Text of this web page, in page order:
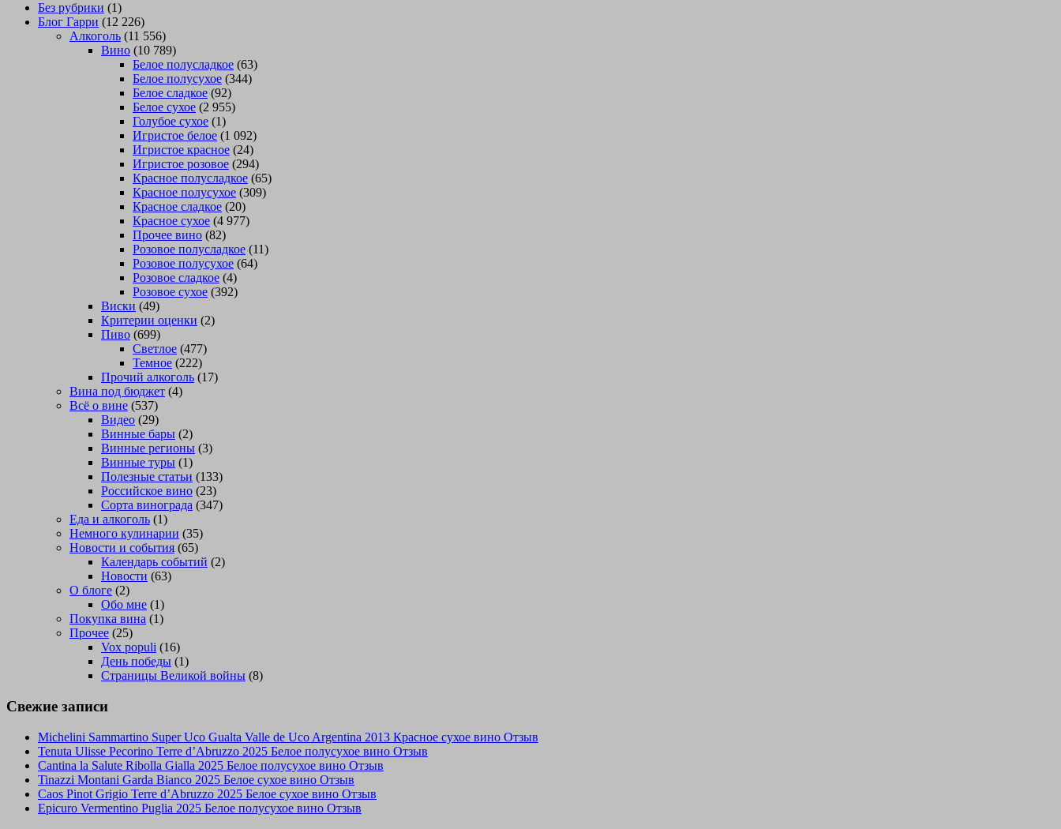
Без рубрики (1)
Блог Гарри (12 226)
Алкоголь (11 556)
Вино (10 789)
Белое полусладкое (63)
Белое полусухое (344)
Белое сладкое (92)
Белое сухое (2 955)
Голубое сухое (1)
Игристое белое (1 092)
Игристое красное (24)
Игристое розовое (294)
Красное полусладкое (65)
Красное полусухое (309)
Красное сладкое (20)
Красное сухое (4 977)
Прочее вино (82)
Розовое полусладкое (11)
Розовое полусухое (64)
Розовое сладкое (4)
Розовое сухое (392)
Виски (49)
Критерии оценки (2)
Пиво (699)
Светлое (477)
Темное (222)
Прочий алкоголь (17)
Вина под бюджет (4)
Всё о вине (537)
Видео (29)
Винные бары (2)
Винные регионы (3)
Винные туры (1)
Полезные статьи (133)
Российское вино (23)
Сорта винограда (347)
Еда и алкоголь (1)
Немного кулинарии (35)
Новости и события (65)
Календарь событий (2)
Новости (63)
О блоге (2)
Обо мне (1)
Покупка вина (1)
Прочее (25)
Vox populi (16)
День победы (1)
Страницы Великой войны (8)
Свежие записи
Michelini Sammartino Super Uco Gualta Valle de Uco Argentina 2013 Красное сухое вино Отзыв
Tenuta Ulisse Pecorino Terre d’Abruzzo 2025 Белое полусухое вино Отзыв
Cantina la Salute Ribolla Gialla 2025 Белое полусухое вино Отзыв
Tinazzi Montani Garda Bianco 2025 Белое сухое вино Отзыв
Caos Pinot Grigio Terre d’Abruzzo 2025 Белое сухое вино Отзыв
Epicuro Vermentino Puglia 2025 Белое полусухое вино Отзыв